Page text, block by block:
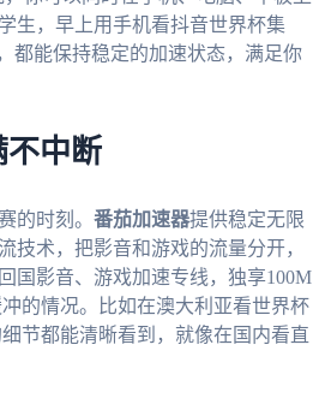
生，早上用手机看抖音世界杯集
都能保持稳定的加速状态，满足你
中断
的时刻。 番茄加速器提供稳定无限
技术，把影音和游戏的流量分开，
国影音、游戏加速专线，独享100M
的情况。比如在澳大利亚看世界杯
节都能清晰看到，就像在国内看直